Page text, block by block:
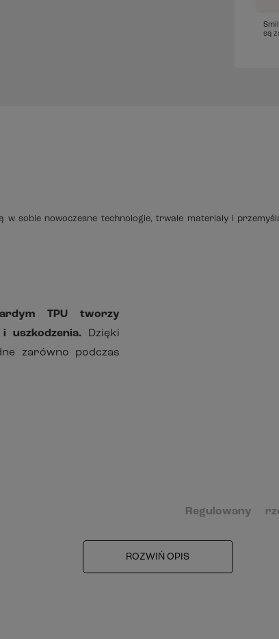
są
w sobie nowoczesne technologie, trwałe materiały i
TPU tworzy
Dzięki
zarówno podczas
Regulowany
indywidualnych
łydki nie
ROZWIŃ OPIS